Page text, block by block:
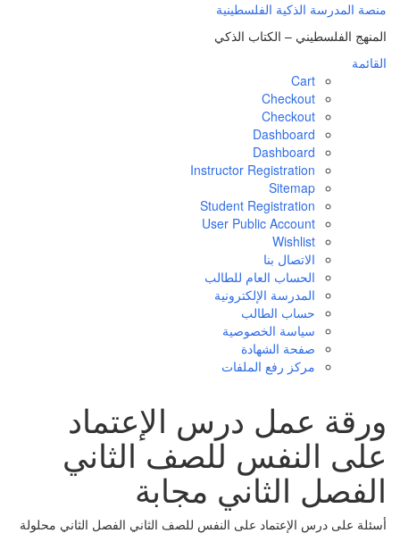
منصة المدرسة الذكية الفلسطينية
المنهج الفلسطيني – الكتاب الذكي
القائمة
Cart
Checkout
Checkout
Dashboard
Dashboard
Instructor Registration
Sitemap
Student Registration
User Public Account
Wishlist
الاتصال بنا
الحساب العام للطالب
المدرسة الإلكترونية
حساب الطالب
سياسة الخصوصية
صفحة الشهادة
مركز رفع الملفات
ورقة عمل درس الإعتماد
على النفس للصف الثاني
الفصل الثاني مجابة
أسئلة على درس الإعتماد على النفس للصف الثاني الفصل الثاني محلولة